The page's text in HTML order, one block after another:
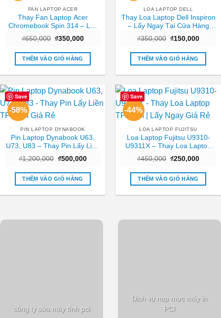
FAN LAPTOP ACER
Thay Fan Laptop Acer
Chromebook Spin 314 – Lấy
₫650,000 Giá
là:
₫650,000.
₫350,000Giá
tại
₫350,000.
THÊM VÀO GIỎ HÀNG
LOA LAPTOP DELL
Thay Loa Laptop Dell Inspiron
– Lấy Ngay Tại Cửa Hàng
₫350,000 Giá
là:
₫350,000.
₫150,000Giá
tại
THÊM VÀO GIỎ HÀNG
Save
-58%
PIN LAPTOP DYNABOOK
Pin Laptop Dynabook U63,
U73, U83 – Thay Pin Lấy Liền
₫1,200,000 Giá
là:
₫1,200,000.
₫500,000Giá
tại
₫500,000.
THÊM VÀO GIỎ HÀNG
Save
-44%
LOA LAPTOP FUJITSU
Loa Laptop Fujitsu U9310-
U9311X – Thay Loa Laptop
₫450,000 Giá
là:
₫450,000.
₫250,000Giá
tại
THÊM VÀO GIỎ HÀNG
công ty sửa máy tính pci
Dịch vụ nạp mực máy in
PCI